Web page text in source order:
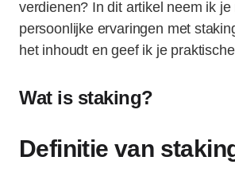
verdienen? In dit artikel neem ik je
persoonlijke ervaringen met
het inhoudt en geef ik je
Wat is staking?
Definitie van